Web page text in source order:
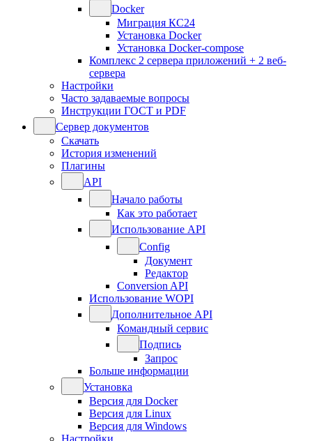
Docker
Миграция КС24
Установка Docker
Установка Docker-compose
Комплекс 2 сервера приложений + 2 веб-
сервера
Настройки
Часто задаваемые вопросы
Инструкции ГОСТ и PDF
Сервер документов
Скачать
История изменений
Плагины
API
Начало работы
Как это работает
Использование API
Config
Документ
Редактор
Conversion API
Использование WOPI
Дополнительное API
Командный сервис
Подпись
Запрос
Больше информации
Установка
Версия для Docker
Версия для Linux
Версия для Windows
Настройки